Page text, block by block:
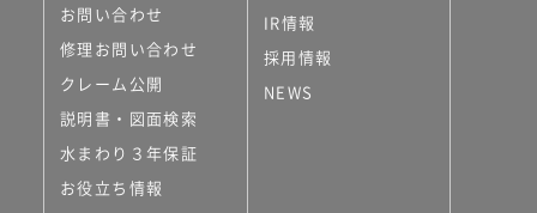
お問い合わせ
修理お問い合わせ
クレーム公開
説明書・図面検索
水まわり３年保証
お役立ち情報
IR情報
採用情報
NEWS